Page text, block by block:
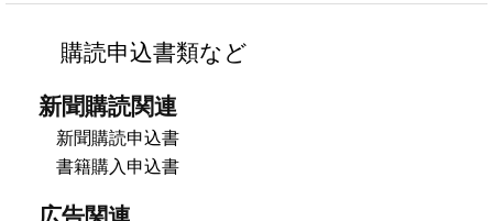
購読申込書類など
新聞購読関連
新聞購読申込書
書籍購入申込書